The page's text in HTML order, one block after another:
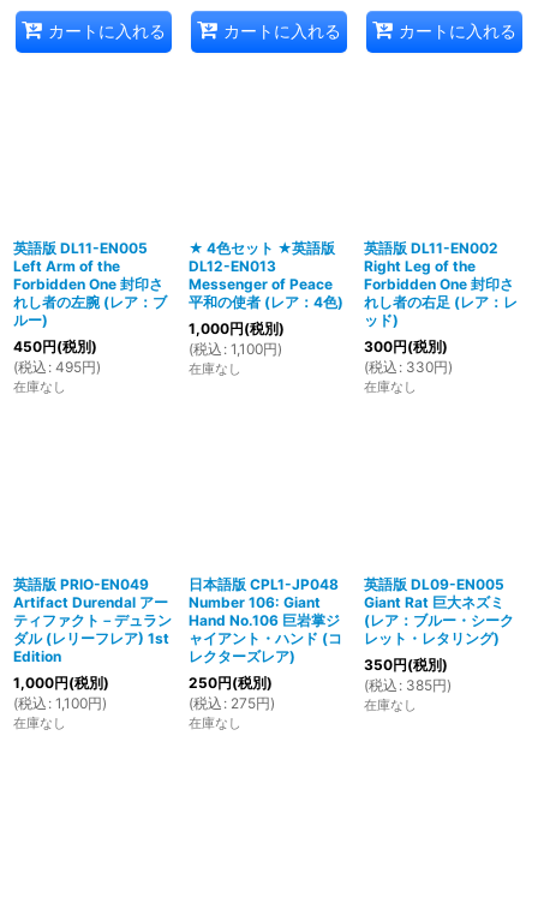
カートに入れる カートに入れる カートに入れる
英語版 DL11-EN005
Left Arm of the
Forbidden One 封印さ
れし者の左腕 (レア：ブ
ルー)
450円(税別)
(税込 : 495円)
在庫なし
★ 4色セット ★英語版
DL12-EN013
Messenger of Peace
平和の使者 (レア：4色)
1,000円(税別)
(税込 : 1,100円)
在庫なし
英語版 DL11-EN002
Right Leg of the
Forbidden One 封印さ
れし者の右足 (レア：レ
ッド)
300円(税別)
(税込 : 330円)
在庫なし
英語版 PRIO-EN049
Artifact Durendal アー
ティファクト－デュラン
ダル (レリーフレア) 1st
Edition
1,000円(税別)
(税込 : 1,100円)
在庫なし
日本語版 CPL1-JP048
Number 106: Giant
Hand No.106 巨岩掌ジ
ャイアント・ハンド (コ
レクターズレア)
250円(税別)
(税込 : 275円)
在庫なし
英語版 DL09-EN005
Giant Rat 巨大ネズミ
(レア：ブルー・シーク
レット・レタリング)
350円(税別)
(税込 : 385円)
在庫なし